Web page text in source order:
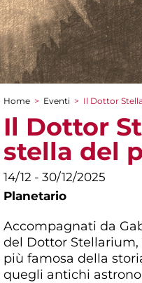
Tu sei qui
Home > Eventi > Il Dottor
Il Dottor
stella del
14/12 - 30/12/2025
Planetario
Accompagnati da
del Dottor
più famosa della
quegli antichi